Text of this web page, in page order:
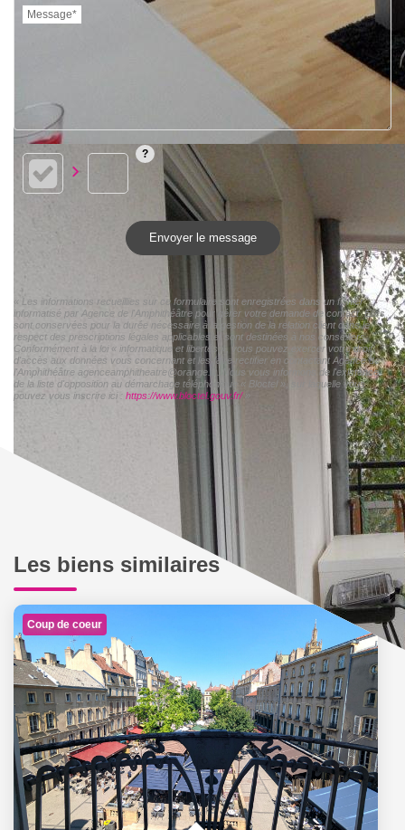
Message*
Envoyer le message
« Les informations recueillies sur ce formulaire sont enregistrées dans un fichier
informatisé par Agence de l'Amphithéâtre pour gérer votre demande de contact. Elles
sont conservées pour la durée nécessaire à la gestion de la relation client dans le
respect des prescriptions légales applicables et sont destinées à nos conseillers
Conformément à la loi « informatique et libertés », vous pouvez exercer votre droit
d'accès aux données vous concernant et les faire rectifier en contactant Agence de
l'Amphithéâtre agenceamphitheatre@orange.fr. Nous vous informons de l'existence
de la liste d'opposition au démarchage téléphonique « Bloctel », sur laquelle vous
pouvez vous inscrire ici : https://www.bloctel.gouv.fr/»
Les biens similaires
Coup de coeur